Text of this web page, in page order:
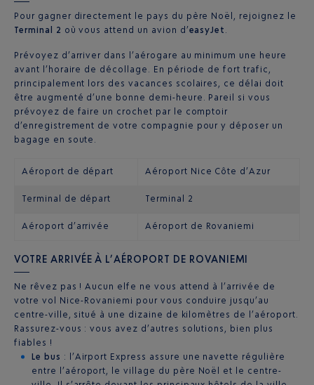
Pour gagner directement le pays du père Noël, rejoignez le
Terminal 2 où vous attend un avion d’easyJet .
Prévoyez d’arriver dans l’aérogare au minimum une heure
avant l’horaire de décollage. En période de fort trafic,
principalement lors des vacances scolaires, ce délai doit
être augmenté d’une bonne demi-heure. Pareil si vous
prévoyez de faire un crochet par le comptoir
d’enregistrement de votre compagnie pour y déposer un
bagage en soute.
Aéroport de départ Aéroport Nice Côte d’Azur
Terminal de départ Terminal 2
Aéroport d’arrivée Aéroport de Rovaniemi
VOTRE ARRIVÉE À L’AÉROPORT DE ROVANIEMI
Ne rêvez pas ! Aucun elfe ne vous attend à l’arrivée de
votre vol Nice-Rovaniemi pour vous conduire jusqu’au
centre-ville, situé à une dizaine de kilomètres de l’aéroport.
Rassurez-vous : vous avez d’autres solutions, bien plus
fiables !
Le bus : l’Airport Express assure une navette régulière
entre l’aéroport, le village du père Noël et le centre-